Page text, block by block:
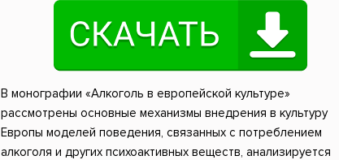
Современная проза
История России
Эзотерика
Экономика
В монографии «Алкоголь в европейской культуре»
рассмотрены основные механизмы внедрения в культуру
Европы моделей поведения, связанных с потреблением
алкоголя и других психоактивных веществ, анализируется